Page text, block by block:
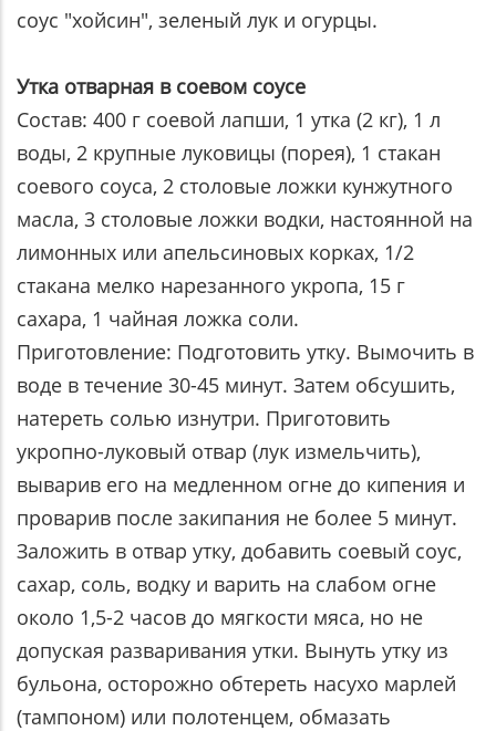
соус "хойсин", зеленый лук и огурцы.
Утка отварная в соевом соусе
Состав: 400 г соевой лапши, 1 утка (2 кг), 1 л
воды, 2 крупные луковицы (порея), 1 стакан
соевого соуса, 2 столовые ложки кунжутного
масла, 3 столовые ложки водки, настоянной на
лимонных или апельсиновых корках, 1/2
стакана мелко нарезанного укропа, 15 г
сахара, 1 чайная ложка соли.
Приготовление: Подготовить утку. Вымочить в
воде в течение 30-45 минут. Затем обсушить,
натереть солью изнутри. Приготовить
укропно-луковый отвар (лук измельчить),
выварив его на медленном огне до кипения и
проварив после закипания не более 5 минут.
Заложить в отвар утку, добавить соевый соус,
сахар, соль, водку и варить на слабом огне
около 1,5-2 часов до мягкости мяса, но не
допуская разваривания утки. Вынуть утку из
бульона, осторожно обтереть насухо марлей
(тампоном) или полотенцем, обмазать